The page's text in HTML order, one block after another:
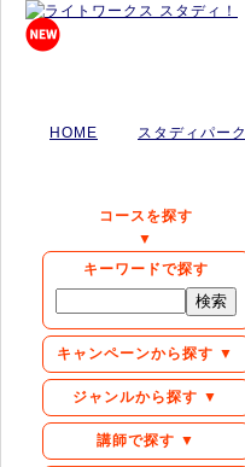
HOME スタディパーク
コースを探す
▼
キーワードで探す
キャンペーンから探す ▼
ジャンルから探す ▼
講師で探す ▼